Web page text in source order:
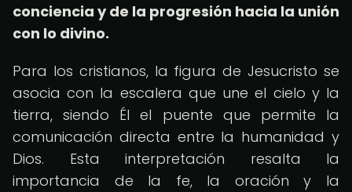
conciencia y de la progresión hacia la unión
con lo divino.
Para los cristianos, la figura de Jesucristo se
asocia con la escalera que une el cielo y la
tierra, siendo Él el puente que permite la
comunicación directa entre la humanidad y
Dios. Esta interpretación resalta la
importancia de la fe, la oración y la